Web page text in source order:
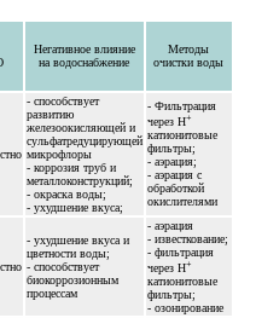
Негативное влияние
на водоснабжение
Методы
очистки воды
- способствует
развитию
железоокисляющей и
сульфатредуцирующей
микрофлоры
- коррозия труб и
металлоконструкций;
- окраска воды;
- ухудшение вкуса;
- Фильтрация
через Н+
катионитовые
фильтры;
- аэрация;
- аэрация с
обработкой
окислителями
- ухудшение вкуса и
цветности воды;
- способствует
биокоррозионным
процессам
- аэрация
- известкование;
- фильтрация
через Н+
катионитовые
фильтры;
- озонирование